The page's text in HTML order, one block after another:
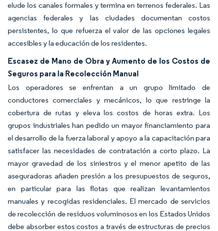
elude los canales formales y termina en terrenos federales. Las
agencias federales y las ciudades documentan costos
persistentes, lo que refuerza el valor de las opciones legales
accesibles y la educación de los residentes.
Escasez de Mano de Obra y Aumento de los Costos de
Seguros para la Recolección Manual
Los operadores se enfrentan a un grupo limitado de
conductores comerciales y mecánicos, lo que restringe la
cobertura de rutas y eleva los costos de horas extra. Los
grupos industriales han pedido un mayor financiamiento para
el desarrollo de la fuerza laboral y apoyo a la capacitación para
satisfacer las necesidades de contratación a corto plazo. La
mayor gravedad de los siniestros y el menor apetito de las
aseguradoras añaden presión a los presupuestos de seguros,
en particular para las flotas que realizan levantamientos
manuales y recogidas residenciales. El mercado de servicios
de recolección de residuos voluminosos en los Estados Unidos
debe absorber estos costos a través de estructuras de precios